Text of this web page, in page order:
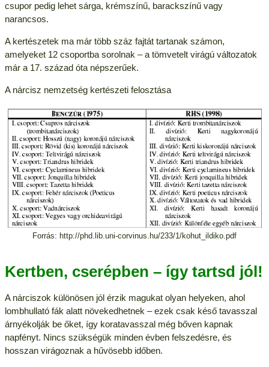
csupor pedig lehet sárga, krémszínű, barackszínű vagy
narancsos.
A kertészetek ma már több száz fajtát tartanak számon,
amelyeket 12 csoportba sorolnak – a tömvetelt virágú változatok
már a 17. század óta népszerűek.
A nárcisz nemzetség kertészeti felosztása
Forrás: http://phd.lib.uni-corvinus.hu/233/1/kohut_ildiko.pdf
Kertben, cserépben – így tartsd jól!
A nárciszok különösen jól érzik magukat olyan helyeken, ahol
lombhullató fák alatt növekedhetnek – ezek csak késő tavasszal
árnyékolják be őket, így koratavasszal még bőven kapnak
napfényt. Nincs szükségük minden évben felszedésre, és
hosszan virágoznak a hűvösebb időben.